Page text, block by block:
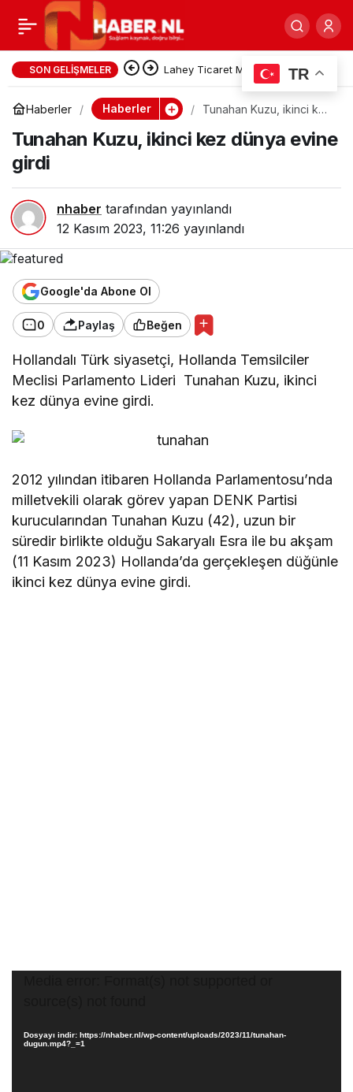
SON GELIŞMELER Ceuta Krizi AB’yi Alarm
Durumuna Geçirdi: Avrupa’da
Göç Politikası Yeniden Sertleşiyor
Haberler Haberler
Tunahan Kuzu, ikinci kez
Tunahan Kuzu, ikinci kez dünya evine
girdi
nhaber tarafından yayınlandı
12 Kasım 2023, 11:26 yayınlandı
Google'da Abone Ol
0 Paylaş Beğen
Hollandalı Türk siyasetçi, Hollanda Temsilciler
Meclisi Parlamento Lideri Tunahan Kuzu, ikinci
kez dünya evine girdi.
2012 yılından itibaren Hollanda Parlamentosu’nda
milletvekili olarak görev yapan DENK Partisi
kurucularından Tunahan Kuzu (42), uzun bir
süredir birlikte olduğu Sakaryalı Esra ile bu akşam
(11 Kasım 2023) Hollanda’da gerçekleşen düğünle
ikinci kez dünya evine girdi.
Dosyayı indir: https://nhaber.nl/wp-content/uploads/2023/11/tunahan-
dugun.mp4?_=1
Hollanda Şirket Kurmak
5 Dakika Banka Hesabı
Açmak imkansız!
0 Paylaş
TR